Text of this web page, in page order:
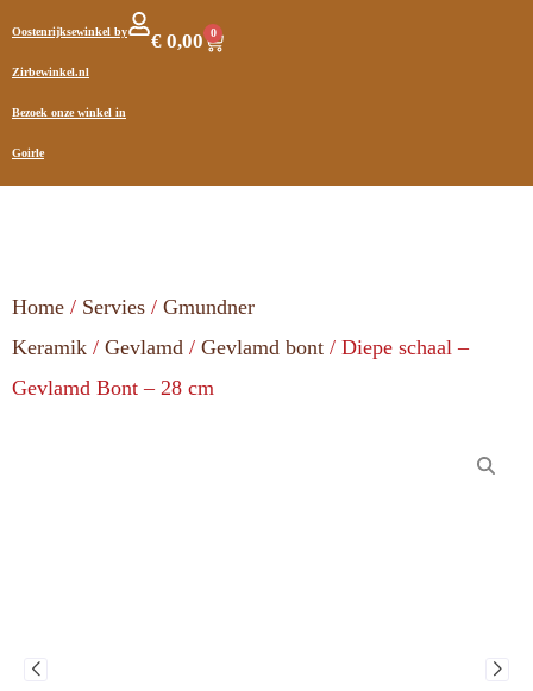
Oostenrijksewinkel by
Zirbewinkel.nl
Bezoek onze winkel in
Goirle
€ 0,00 0
Home / Servies / Gmundner
Keramik / Gevlamd / Gevlamd bont / Diepe schaal –
Gevlamd Bont – 28 cm